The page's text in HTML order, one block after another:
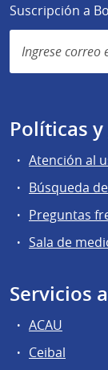
Suscripción a
Simplenews
subscription
Políticas
Atención al
Búsqueda
Preguntas
Sala de
Servicios
ACAU
Ceibal